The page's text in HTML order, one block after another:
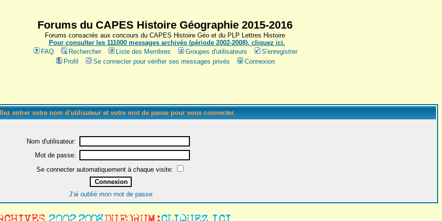
Forums du CAPES Histoire Géographie 2015-2016
Forums consacrés aux concours du CAPES Histoire Géo et du PLP Lettres Histoire
Pour consulter les 111000 messages archivés (période 2002-2008), cliquez ici.
FAQ
Rechercher Liste des Membres Groupes d'utilisateurs
S'enregistrer
Profil
Se connecter pour vérifier ses messages privés Connexion
entrer votre nom d'utilisateur et votre mot de passe pour vous connecter.
Nom d'utilisateur:
Mot de passe:
Se connecter automatiquement à chaque visite:
J'ai oublié mon mot de passe